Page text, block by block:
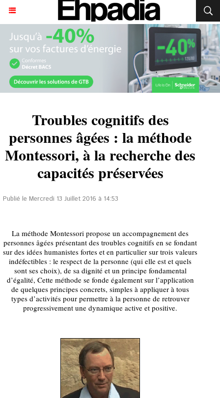
Troubles cognitifs des
personnes âgées : la méthode
Montessori, à la recherche des
capacités préservées
Publié le Mercredi 13 Juillet 2016 à 14:53
La méthode Montessori propose un accompagnement des
personnes âgées présentant des troubles cognitifs en se fondant
sur des idées humanistes fortes et en particulier sur trois valeurs
indéfectibles : le respect de la personne (qui elle est et quels
sont ses choix), de sa dignité et un principe fondamental
d’égalité, Cette méthode se fonde également sur l’application
de quelques principes concrets, simples à appliquer à tous
types d’activités pour permettre à la personne de retrouver
progressivement une dynamique active et positive.